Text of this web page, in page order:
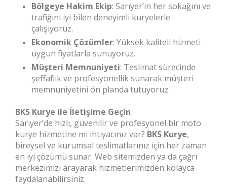
Bölgeye Hakim Ekip: Sarıyer’in her sokağını ve
trafiğini iyi bilen deneyimli kuryelerle
çalışıyoruz.
Ekonomik Çözümler: Yüksek kaliteli hizmeti
uygun fiyatlarla sunuyoruz.
Müşteri Memnuniyeti: Teslimat sürecinde
şeffaflık ve profesyonellik sunarak müşteri
memnuniyetini ön planda tutuyoruz.
BKS Kurye ile İletişime Geçin
Sarıyer’de hızlı, güvenilir ve profesyonel bir moto
kurye hizmetine mi ihtiyacınız var? BKS Kurye,
bireysel ve kurumsal teslimatlarınız için her zaman
en iyi çözümü sunar. Web sitemizden ya da çağrı
merkezimizi arayarak hizmetlerimizden kolayca
faydalanabilirsiniz.